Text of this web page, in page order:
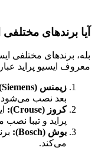
آیا برندهای
بله، برندهای مختلفی
معروف ایسیو پراید
زیمنس (Siemens):
بعد نصب می‌شود
کروز (Crouse):
پراید و تیبا
بوش (Bosch):
می‌کند.